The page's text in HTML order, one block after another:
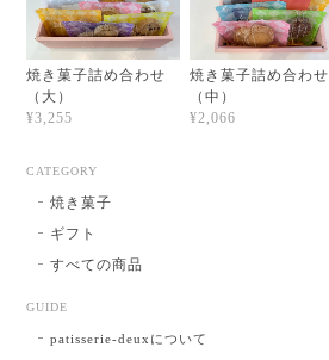
焼き菓子詰め合わせ
（大）
¥3,255
焼き菓子詰め合わせ
（中）
¥2,066
CATEGORY
焼き菓子
ギフト
すべての商品
GUIDE
patisserie-deuxについて